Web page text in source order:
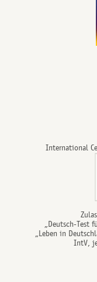
International
„Deutsch-Test
„Leben in
IntV,